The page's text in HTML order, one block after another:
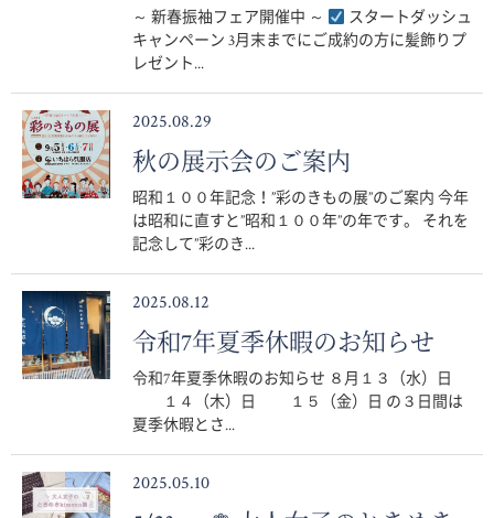
～ 新春振袖フェア開催中 ～
スタートダッシュ
キャンペーン 3月末までにご成約の方に髪飾りプ
レゼント...
2025.08.29
秋の展示会のご案内
昭和１００年記念！”彩のきもの展”のご案内 今年
は昭和に直すと”昭和１００年”の年です。 それを
記念して”彩のき...
2025.08.12
令和7年夏季休暇のお知らせ
令和7年夏季休暇のお知らせ ８月１３（水）日
１４（木）日 １５（金）日 の３日間は
夏季休暇とさ...
2025.05.10